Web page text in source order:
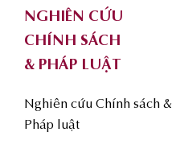
NGHIÊN CỨU
CHÍNH SÁCH
& PHÁP LUẬT
Nghiên cứu Chính sách &
Pháp luật